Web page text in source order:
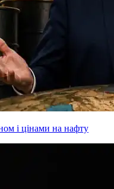
і цінами на нафту